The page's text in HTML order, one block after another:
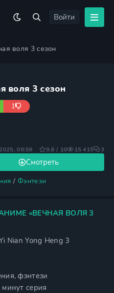
Войти
воля 3 сезон
воля 3 сезон
1
/ Фэнтези
Смотреть
09:59 9.8 / 10 15 415 3
«ВЕЧНАЯ ВОЛЯ 3
Nian Yong Heng 3
фэнтези
серия